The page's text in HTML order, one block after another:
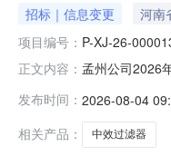
招标｜信息变更 河南
项目编号： P-XJ-26-
正文内容： 孟州公司2026
询价具体规格
发布时间： 2026-08-04
相关产品：
中效过滤器